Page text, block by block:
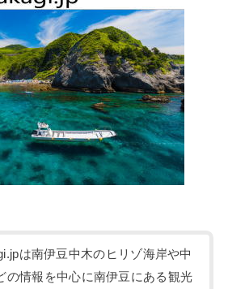
は南伊豆中木のヒリゾ海岸や中
の情報を中心に南伊豆にある観光